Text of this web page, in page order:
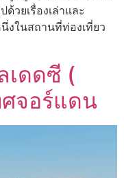
วยเรื่องเล่าและ
งในสถานที่ท่องเที่ยว
เดดซี (
ศจอร์แดน